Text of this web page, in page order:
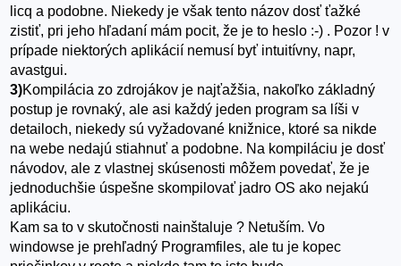
licq a podobne. Niekedy je však tento názov dosť ťažké
zistiť, pri jeho hľadaní mám pocit, že je to heslo :-) . Pozor ! v
prípade niektorých aplikácií nemusí byť intuitívny, napr,
avastgui.
3)Kompilácia zo zdrojákov je najťažšia, nakoľko základný
postup je rovnaký, ale asi každý jeden program sa líši v
detailoch, niekedy sú vyžadované knižnice, ktoré sa nikde
na webe nedajú stiahnuť a podobne. Na kompiláciu je dosť
návodov, ale z vlastnej skúsenosti môžem povedať, že je
jednoduchšie úspešne skompilovať jadro OS ako nejakú
aplikáciu.
Kam sa to v skutočnosti nainštaluje ? Netuším. Vo
windowse je prehľadný Programfiles, ale tu je kopec